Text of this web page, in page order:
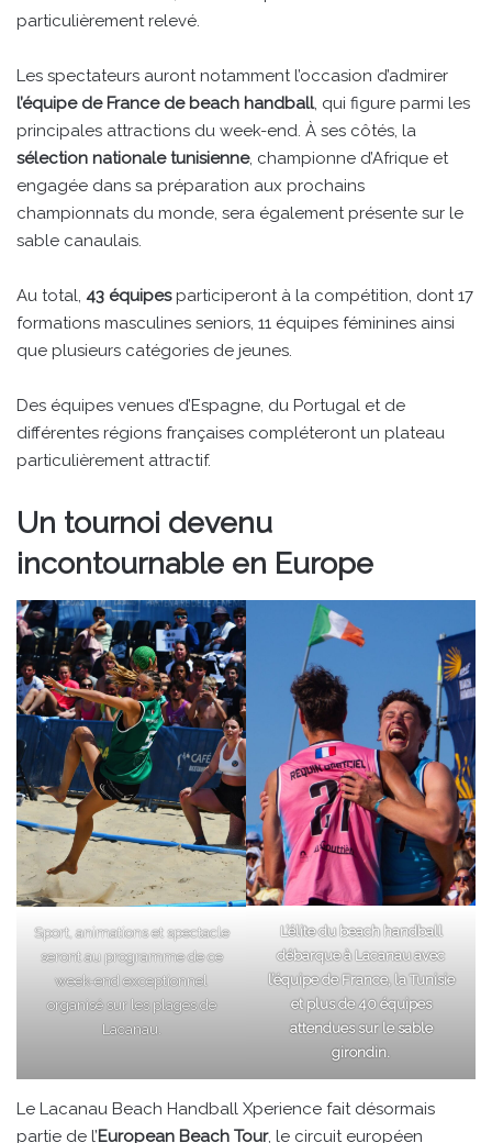
particulièrement relevé.
Les spectateurs auront notamment l’occasion d’admirer
l’équipe de France de beach handball, qui figure parmi les
principales attractions du week-end. À ses côtés, la
sélection nationale tunisienne, championne d’Afrique et
engagée dans sa préparation aux prochains
championnats du monde, sera également présente sur le
sable canaulais.
Au total, 43 équipesparticiperont à la compétition, dont 17
formations masculines seniors, 11 équipes féminines ainsi
que plusieurs catégories de jeunes.
Des équipes venues d’Espagne, du Portugal et de
différentes régions françaises compléteront un plateau
particulièrement attractif.
Un tournoi devenu
incontournable en Europe
Sport, animations et spectacle
seront au programme de ce
week-end exceptionnel
organisé sur les plages de
Lacanau.
L’élite du beach handball
débarque à Lacanau avec
l’équipe de France, la Tunisie
et plus de 40 équipes
attendues sur le sable
girondin.
Le Lacanau Beach Handball Xperience fait désormais
partie de l’European Beach Tour, le circuit européen